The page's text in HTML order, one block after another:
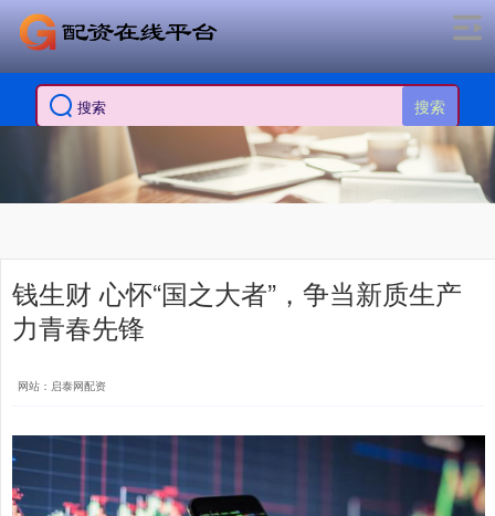
搜索
钱生财 心怀“国之大者”，争当新质生产
力青春先锋
网站：启泰网配资